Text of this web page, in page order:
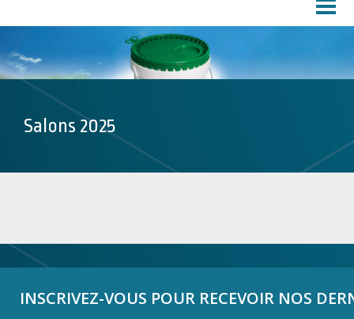
PROFIL
A propos de ROPAC®
TÉLÉCHARGEMENTS
Revêtements
Salons 2025
INSCRIVEZ-VOUS POUR RECEVOIR NOS